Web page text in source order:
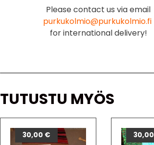
Please contact us via email
purkukolmio@purkukolmio.fi
for international delivery!
TUTUSTU MYÖS
30,00 € 30,00